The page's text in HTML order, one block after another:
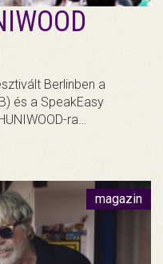
Berlinben a
és a SpeakEasy
ra…
magazin